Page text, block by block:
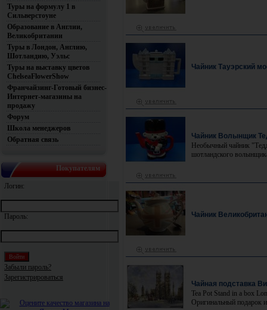
Туры на формулу 1 в
Сильверстоуне
Образование в Англии,
Великобритании
Туры в Лондон, Англию,
Шотландию, Уэльс
Туры на выставку цветов
ChelseaFlowerShow
Франчайзинг-Готовый бизнес-
Интернет-магазины на
продажу
Форум
Школа менеджеров
Обратная связь
Покупателям
Логин:
Пароль:
Забыли пароль?
Зарегистрироваться
Чайник Тауэрский
Чайник Волынщик
Необычный чайник
шотландского
Чайник
Чайная подставка
Tea Pot Stand in a box
Оригинальный подарок